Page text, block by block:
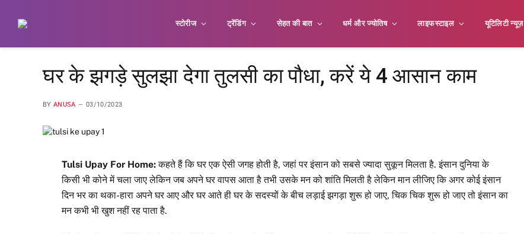
स्टोरीज ट्रेंडिंग सेहत की बात धर्म और ज्योतिष लाइफस्टाइल यूटिलिटी न्यूज़
घर के झगड़े सुलझा देगा तुलसी का पौधा, करें ये 4 आसान काम
BY ANUSA 03/10/2023
Tulsi Upay For Home:कहते हैं कि घर एक ऐसी जगह होती है, जहां पर इंसान को सबसे ज्यादा सुकून मिलता है. इंसान दुनिया के
किसी भी कोने में चला जाए लेकिन जब अपने घर वापस आता है तभी उसके मन को शांति मिलती है लेकिन मान लीजिए कि अगर कोई इंसान
दिन भर का थका-हारा अपने घर आए और घर आते ही घर के सदस्यों के बीच लड़ाई झगड़ा शुरू हो जाए, चिक चिक शुरू हो जाए तो इंसान का
मन कभी भी खुश नहीं रह पाता है.